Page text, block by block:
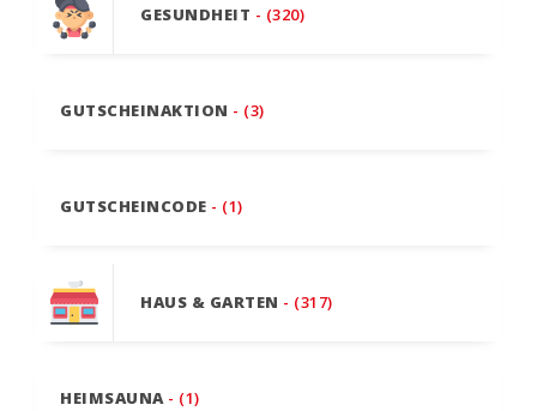
GESUNDHEIT - (320)
GUTSCHEINAKTION - (3)
GUTSCHEINCODE - (1)
HAUS & GARTEN - (317)
HEIMSAUNA - (1)